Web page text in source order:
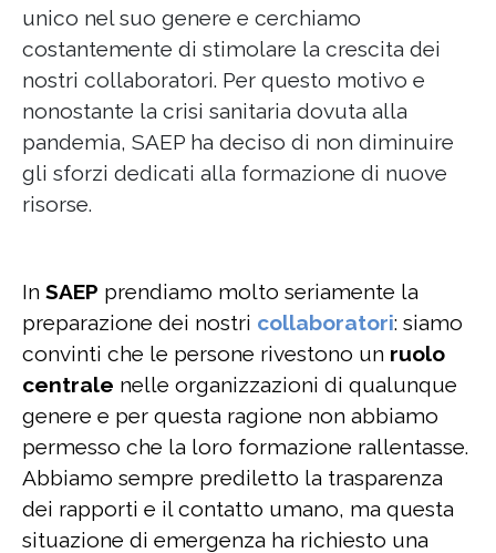
unico nel suo genere e cerchiamo
costantemente di stimolare la crescita dei
nostri collaboratori. Per questo motivo e
nonostante la crisi sanitaria dovuta alla
pandemia, SAEP ha deciso di non diminuire
gli sforzi dedicati alla formazione di nuove
risorse.
In SAEP prendiamo molto seriamente la
preparazione dei nostri collaboratori: siamo
convinti che le persone rivestono un ruolo
centrale nelle organizzazioni di qualunque
genere e per questa ragione non abbiamo
permesso che la loro formazione rallentasse.
Abbiamo sempre prediletto la trasparenza
dei rapporti e il contatto umano, ma questa
situazione di emergenza ha richiesto una